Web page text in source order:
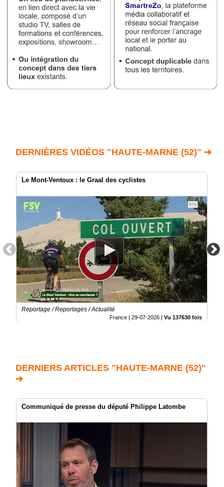
DERNIÈRES VIDÉOS "HAUTE-MARNE (52)" ➔
Le Mont-Ventoux : le Graal des cyclistes
Reportage / Reportages / Actualité
France | 29-07-2026 | Vu 137630 fois
DERNIERS ARTICLES "HAUTE-MARNE (52)"
➔
Communiqué de presse du député Philippe Latombe